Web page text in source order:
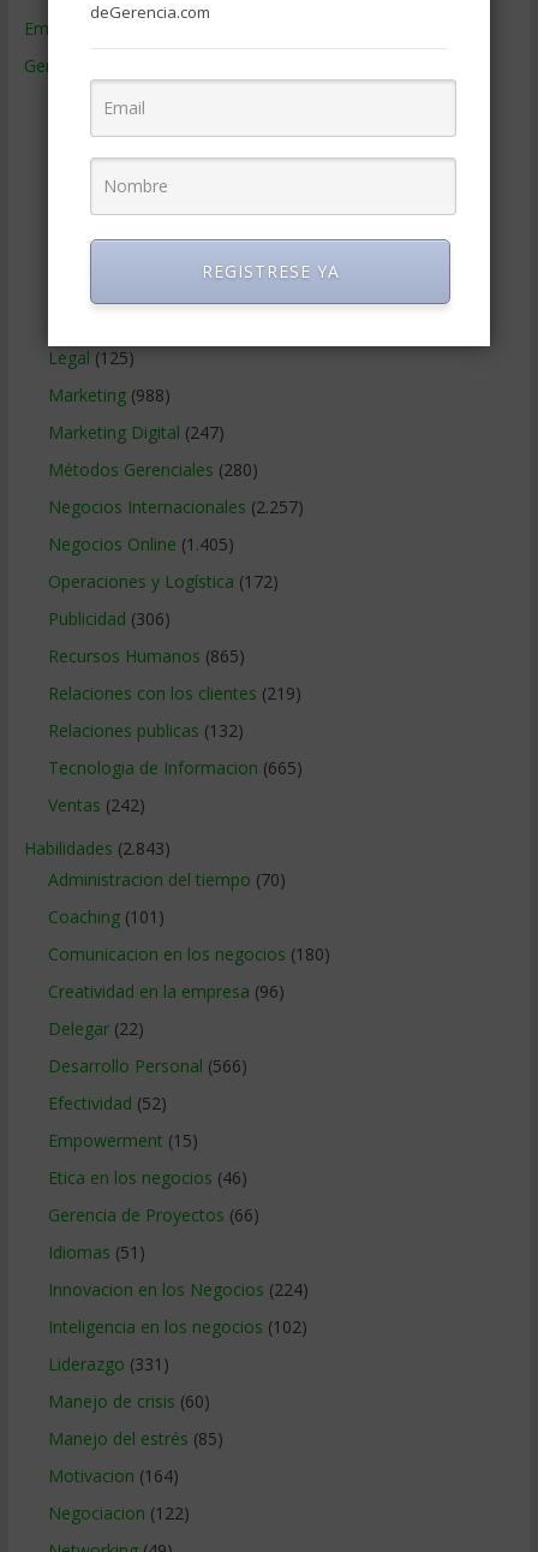
Empresas de Gerencia
Gerencia
Ciencias Económicas
Contabilidad(466)
Estrategia Empresarial(304)
Finanzas Corporativas(748)
Gerencia social y ambiental(223)
Legal (125)
Marketing(988)
Marketing Digital (247)
Métodos Gerenciales (280)
Negocios Internacionales (2.257)
Negocios Online (1.405)
Operaciones y Logística (172)
Publicidad (306)
Recursos Humanos (865)
Relaciones con los clientes (219)
Relaciones publicas (132)
Tecnologia de Informacion (665)
Ventas (242)
Habilidades (2.843)
Administracion del tiempo (70)
Coaching(101)
Comunicacion en los negocios (180)
Creatividad en la empresa (96)
Delegar(22)
Desarrollo Personal (566)
Efectividad (52)
Empowerment (15)
Etica en los negocios (46)
Gerencia de Proyectos (66)
Idiomas (51)
Innovacion en los Negocios (224)
Inteligencia en los negocios (102)
Liderazgo (331)
Manejo de crisis (60)
Manejo del estrés (85)
Motivacion (164)
Negociacion (122)
deGerencia.com
REGISTRESE YA